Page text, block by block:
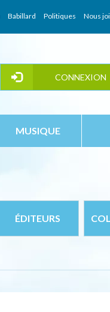
Babillard Politiques Nous
CONNEXION
MUSIQUE
ÉDITEURS